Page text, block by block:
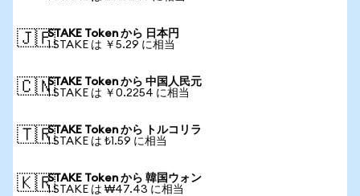
🇯🇵STAKE Token から 日本円
1 STAKE は ￥5.29 に相当
🇨🇳STAKE Token から 中国人民元
1 STAKE は ￥0.2254 に相当
🇹🇷STAKE Token から トルコリラ
1 STAKE は ₺1.59 に相当
🇰🇷STAKE Token から 韓国ウォン
1 STAKE は ₩47.43 に相当